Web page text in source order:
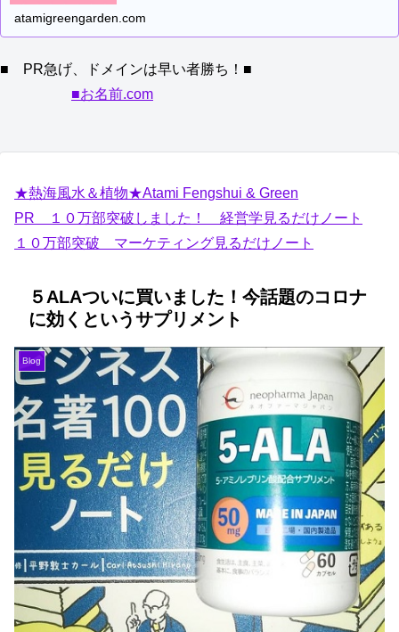
atamigreengarden.com
■ PR急げ、ドメインは早い者勝ち！■
■お名前.com
★熱海風水＆植物★Atami Fengshui & Green
PR １０万部突破しました！ 経営学見るだけノート
１０万部突破 マーケティング見るだけノート
５ALAついに買いました！今話題のコロナ
に効くというサプリメント
Blog